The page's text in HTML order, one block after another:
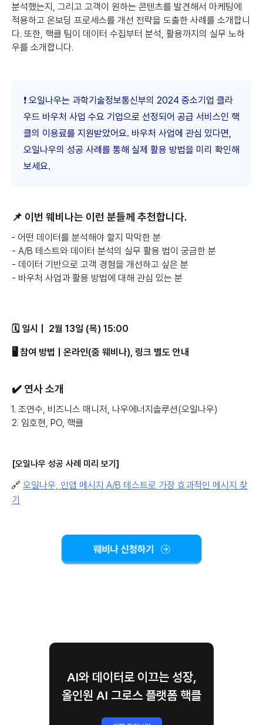
분석했는지, 그리고 고객이 원하는 콘텐츠를 발견해서 마케팅에
적용하고 온보딩 프로세스를 개선 전략을 도출한 사례를 소개합니
다. 또한, 핵클 팀이 데이터 수집부터 분석, 활용까지의 실무 노하
우를 소개합니다.
❗️ 오일나우는 과학기술정보통신부의 2024 중소기업 클라
우드 바우처 사업 수요 기업으로 선정되어 공급 서비스인 핵
클의 이용료를 지원받았어요. 바우처 사업에 관심 있다면,
오일나우의 성공 사례를 통해 실제 활용 방법을 미리 확인해
보세요.
📌 이번 웨비나는 이런 분들께 추천합니다.
- 어떤 데이터를 분석해야 할지 막막한 분
- A/B 테스트와 데이터 분석의 실무 활용 법이 궁금한 분
- 데이터 기반으로 고객 경험을 개선하고 싶은 분
- 바우처 사업과 활용 방법에 대해 관심 있는 분
🗓️ 일시 | 2월 13일 (목) 15:00
🖥️ 참여 방법 | 온라인(줌 웨비나), 링크 별도 안내
✔️ 연사 소개
1. 조연수, 비즈니스 매니저, 나우에너지솔루션(오일나우)
2. 임호현, PO, 핵클
[오일나우 성공 사례 미리 보기]
🔗 오일나우, 인앱 메시지 A/B 테스트로 가장 효과적인 메시지 찾
기
AI와 데이터로 이끄는 성장,
올인원 AI 그로스 플랫폼 핵클